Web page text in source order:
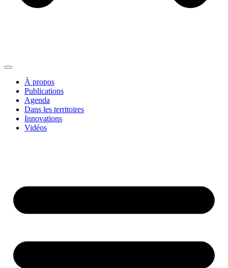
À propos
Publications
Agenda
Dans les territoires
Innovations
Vidéos